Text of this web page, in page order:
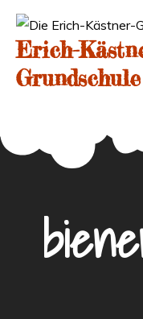
Skip
content
Erich-
Grundschule